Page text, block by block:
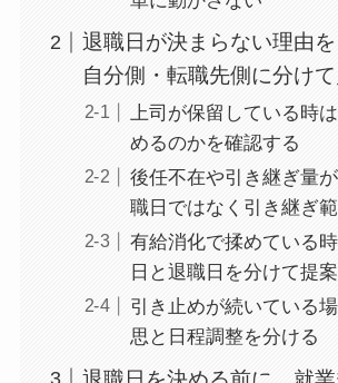
退職日が決まらない理由を
自分側・転職先側に分け
上司が保留している時
めるのかを確認する
後任不在や引き継ぎ量
職日ではなく引き継ぎ
有給消化で揉めている
日と退職日を分けて提
引き止めが続いている
思と日程調整を分ける